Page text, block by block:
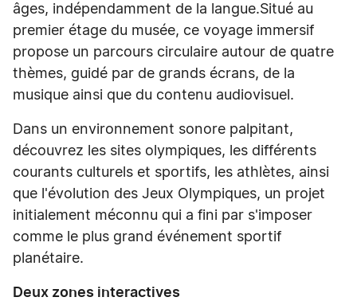
âges, indépendamment de la langue.Situé au
premier étage du musée, ce voyage immersif
propose un parcours circulaire autour de quatre
thèmes, guidé par de grands écrans, de la
musique ainsi que du contenu audiovisuel.
Dans un environnement sonore palpitant,
découvrez les sites olympiques, les différents
courants culturels et sportifs, les athlètes, ainsi
que l'évolution des Jeux Olympiques, un projet
initialement méconnu qui a fini par s'imposer
comme le plus grand événement sportif
planétaire.
Deux zones interactives